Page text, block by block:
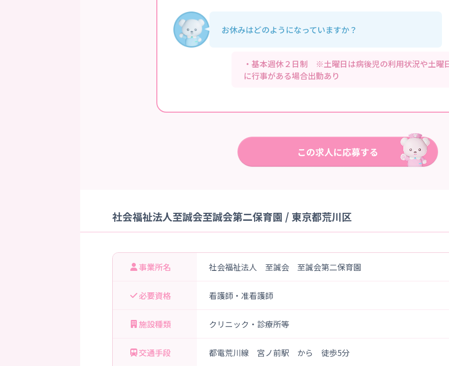
お休みはどのようになっていますか？
・基本週休２日制 ※土曜日は病後児の利用状況や土曜
に行事がある場合出勤あり
社会福祉法人至誠会至誠会第二保育園 / 東京都荒川区
事業所名 社会福祉法人 至誠会 至誠会第二保育園
必要資格 看護師・准看護師
施設種類 クリニック・診療所等
交通手段 都電荒川線 宮ノ前駅 から 徒歩5分